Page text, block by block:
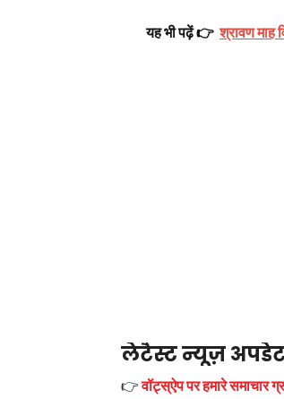
यह भी पढ़ें 👉 श्रावण माह
लेटैस्ट न्यूज़
👉वॉट्स्ऐप पर हमारे समाचार